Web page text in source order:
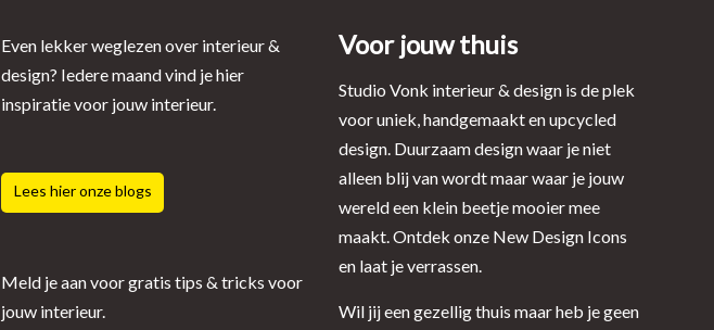
Even lekker weglezen over interieur &
design? Iedere maand vind je hier
inspiratie voor jouw interieur.
Lees hier onze blogs
Meld je aan voor gratis tips & tricks voor
jouw interieur.
Voor jouw thuis
Studio Vonk interieur & design is de plek
voor uniek, handgemaakt en upcycled
design. Duurzaam design waar je niet
alleen blij van wordt maar waar je jouw
wereld een klein beetje mooier mee
maakt. Ontdek onze New Design Icons
en laat je verrassen.
Wil jij een gezellig thuis maar heb je geen